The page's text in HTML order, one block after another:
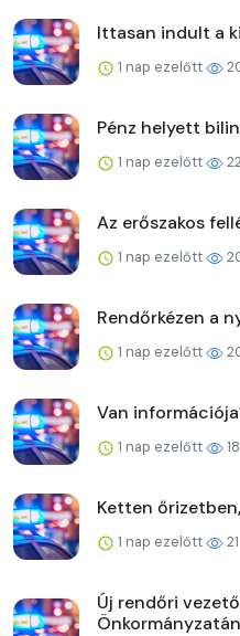
Ittasan indult a
1 nap ezelőtt
Pénz helyett
1 nap ezelőtt
Az erőszakos
1 nap ezelőtt
Rendőrkézen a
1 nap ezelőtt
Van
1 nap ezelőtt 18
Ketten
1 nap ezelőtt 21
Új rendőri